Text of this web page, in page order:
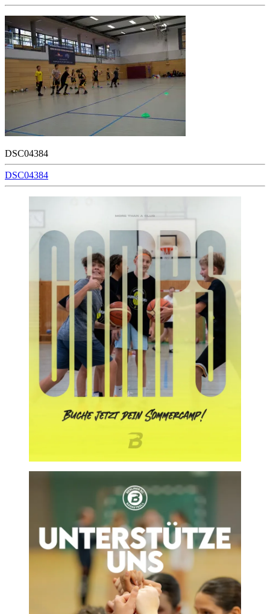
DSC04384
Beitragsnavigation
DSC04384